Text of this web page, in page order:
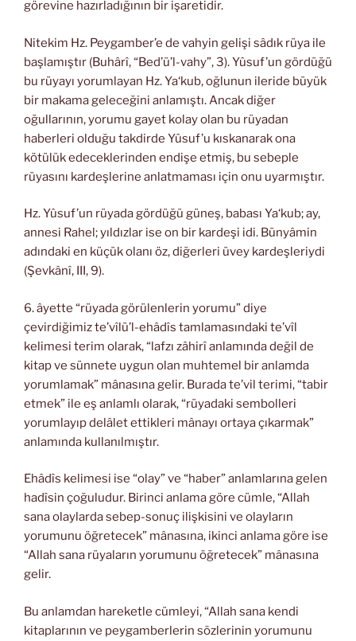
görevine hazırladığının bir işaretidir.
Nitekim Hz. Peygamber’e de vahyin gelişi sâdık rüya ile
başlamıştır (Buhârî, “Bed’ü’l-vahy”, 3). Yûsuf’un gördüğü
bu rüyayı yorumlayan Hz. Ya‘kub, oğlunun ileride büyük
bir makama geleceğini anlamıştı. Ancak diğer
oğullarının, yorumu gayet kolay olan bu rüyadan
haberleri olduğu takdirde Yûsuf’u kıskanarak ona
kötülük edeceklerinden endişe etmiş, bu sebeple
rüyasını kardeşlerine anlatmaması için onu uyarmıştır.
Hz. Yûsuf’un rüyada gördüğü güneş, babası Ya‘kub; ay,
annesi Rahel; yıldızlar ise on bir kardeşi idi. Bünyâmin
adındaki en küçük olanı öz, diğerleri üvey kardeşleriydi
(Şevkânî, III, 9).
6. âyette “rüyada görülenlerin yorumu” diye
çevirdiğimiz te’vîlü’l-ehâdîs tamlamasındaki te’vîl
kelimesi terim olarak, “lafzı zâhirî anlamında değil de
kitap ve sünnete uygun olan muhtemel bir anlamda
yorumlamak” mânasına gelir. Burada te’vil terimi, “tabir
etmek” ile eş anlamlı olarak, “rüyadaki sembolleri
yorumlayıp delâlet ettikleri mânayı ortaya çıkarmak”
anlamında kullanılmıştır.
Ehâdîs kelimesi ise “olay” ve “haber” anlamlarına gelen
hadîsin çoğuludur. Birinci anlama göre cümle, “Allah
sana olaylarda sebep-sonuç ilişkisini ve olayların
yorumunu öğretecek” mânasına, ikinci anlama göre ise
“Allah sana rüyaların yorumunu öğretecek” mânasına
gelir.
Bu anlamdan hareketle cümleyi, “Allah sana kendi
kitaplarının ve peygamberlerin sözlerinin yorumunu